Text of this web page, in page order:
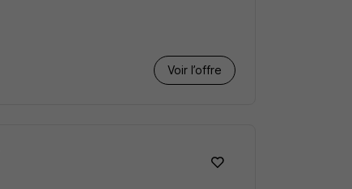
Voir l’offre